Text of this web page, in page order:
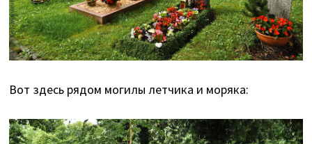
Вот здесь рядом могилы летчика и моряка: